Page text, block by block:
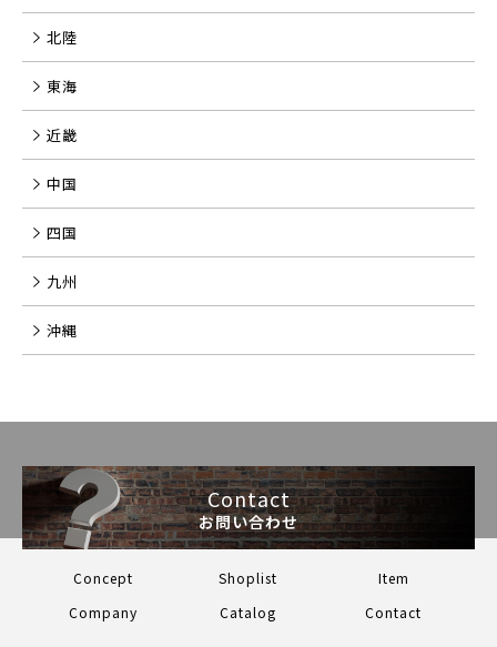
北陸
東海
近畿
中国
四国
九州
沖縄
Contact
お問い合わせ
Concept Shoplist
Item
Company
Catalog Contact